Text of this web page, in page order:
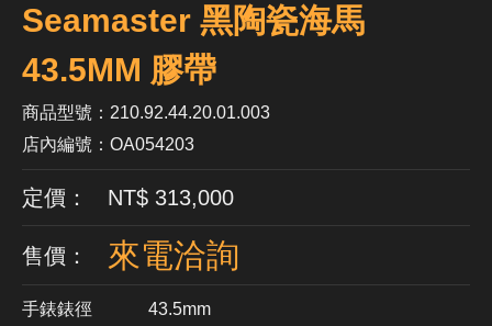
Seamaster 黑陶瓷海馬
43.5MM 膠帶
商品型號：210.92.44.20.01.003
店內編號：OA054203
定價： NT$ 313,000
售價： 來電洽詢
手錶錶徑 43.5mm